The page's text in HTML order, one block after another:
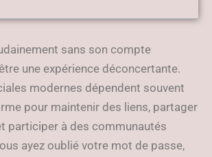
pour le restaurer
sans son compte
une expérience déconcertante.
modernes dépendent souvent
pour maintenir des liens, partager
participer à des communautés
ayez oublié votre mot de passe,